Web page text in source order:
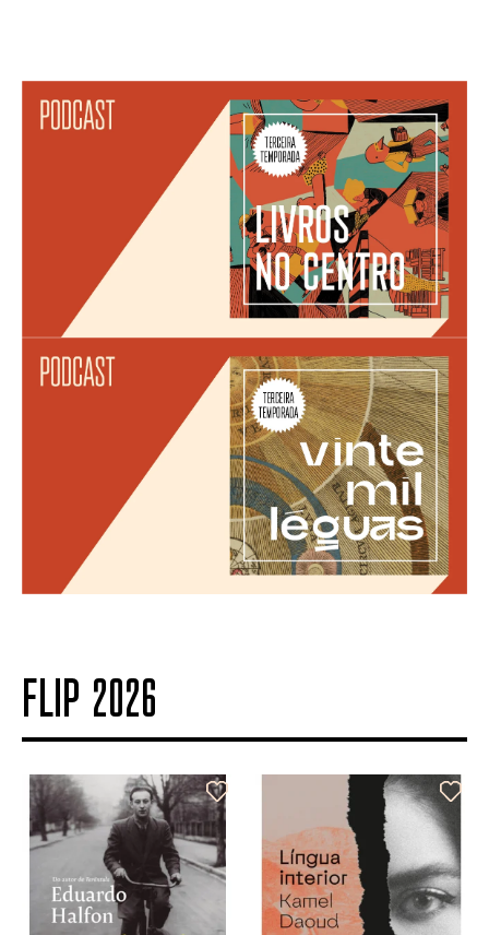
FLIP 2026